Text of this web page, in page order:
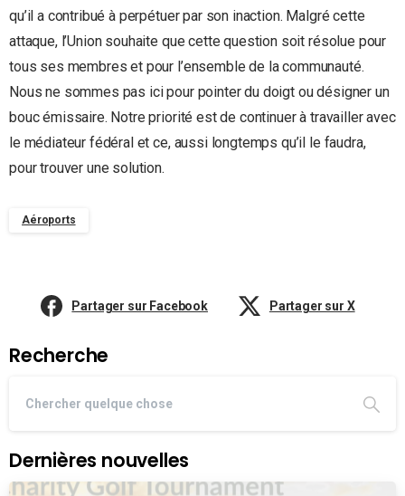
qu’il a contribué à perpétuer par son inaction. Malgré cette
attaque, l’Union souhaite que cette question soit résolue pour
tous ses membres et pour l’ensemble de la communauté.
Nous ne sommes pas ici pour pointer du doigt ou désigner un
bouc émissaire. Notre priorité est de continuer à travailler avec
le médiateur fédéral et ce, aussi longtemps qu’il le faudra,
pour trouver une solution.
Aéroports
Partager sur Facebook Partager sur X
Recherche
Dernières nouvelles